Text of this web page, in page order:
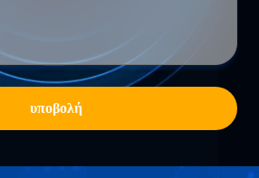
υποβολή